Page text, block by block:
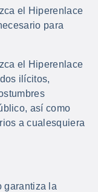
el Hiperenlace
para
el Hiperenlace
ilícitos,
así como
a cualesquiera
garantiza la